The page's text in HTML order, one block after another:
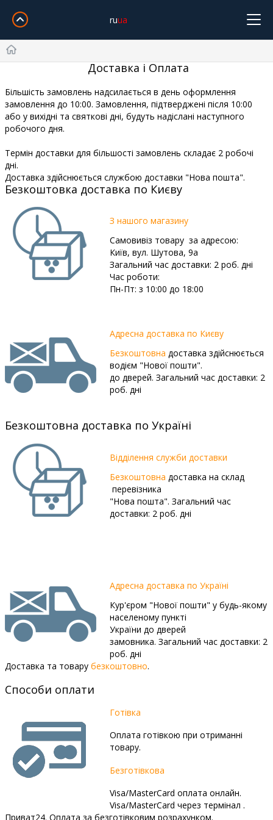
ruua
Samurai Mitsubishi Heavy TCL
Daiko SkyLux
Без інвертора Обігрів -15°С
20м² 21~25м² 26~35м² 36~50м² 51~70м²
+38-068-902-76-89
Головна
Доставка і Оплата
Кошик
Доставка і Оплата
Більшість замовлень надсилається в день оформлення
замовлення до 10:00. Замовлення, підтверджені після 10:00
або у вихідні та святкові дні, будуть надіслані наступного
робочого дня.
Термін доставки для більшості замовлень складає 2 робочі
дні.
Доставка здійснюється службою доставки "Нова пошта".
Безкоштовка доставка по Києву
З нашого магазину
Самовивіз товару за адресою:
Київ, вул. Шутова, 9а
Загальний час доставки: 2 роб. дні
Час роботи:
Пн-Пт: з 10:00 до 18:00
Адресна доставка по Києву
Безкоштовна доставка здійснюється
водієм "Нової пошти".
до дверей. Загальний час доставки: 2
роб. дні
Безкоштовна доставка по Україні
Відділення служби доставки
Безкоштовна доставка на склад
перевізника
"Нова пошта". Загальний час
доставки: 2 роб. дні
Адресна доставка по Україні
Кур'єром "Нової пошти" у будь-якому
населеному пункті
України до дверей
замовника. Загальний час доставки: 2
роб. дні
Доставка та товару безкоштовно.
Способи оплати
Готівка
Оплата готівкою при отриманні
товару.
Безготівкова
Visa/MasterCard оплата онлайн.
Visa/MasterCard через термінал .
Приват24. Оплата за безготівковим розрахунком.